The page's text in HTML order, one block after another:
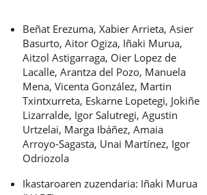
Beñat Erezuma, Xabier Arrieta, Asier
Basurto, Aitor Ogiza, Iñaki Murua,
Aitzol Astigarraga, Oier Lopez de
Lacalle, Arantza del Pozo, Manuela
Mena, Vicenta González, Martin
Txintxurreta, Eskarne Lopetegi, Jokiñe
Lizarralde, Igor Salutregi, Agustin
Urtzelai, Marga Ibáñez, Amaia
Arroyo-Sagasta, Unai Martínez, Igor
Odriozola
Ikastaroaren zuzendaria: Iñaki Murua